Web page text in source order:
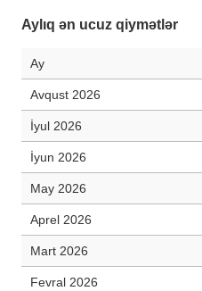
Aylıq ən ucuz qiymətlər
Ay
Avqust 2026
İyul 2026
İyun 2026
May 2026
Aprel 2026
Mart 2026
Fevral 2026